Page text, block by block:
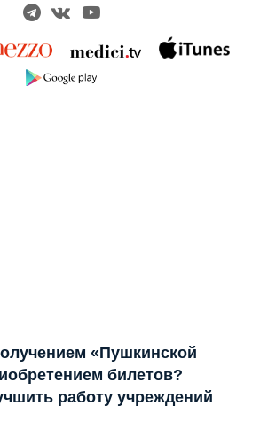
«Пушкинской
билетов?
работу учреждений